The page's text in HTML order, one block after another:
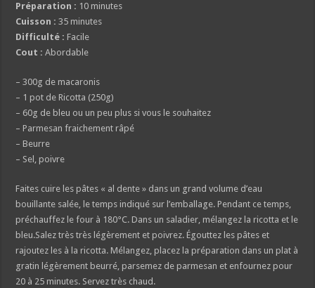
Préparation : 10 minutes
Cuisson : 35 minutes
Difficulté : Facile
Cout : Abordable
– 300g de macaronis
– 1 pot de Ricotta (250g)
– 60g de bleu ou un peu plus si vous le souhaitez
– Parmesan fraichement râpé
– Beurre
– Sel, poivre
Faites cuire les pâtes « al dente » dans un grand volume d’eau
bouillante salée, le temps indiqué sur l’emballage. Pendant ce temps,
préchauffez le four à 180°C. Dans un saladier, mélangez la ricotta et le
bleu.Salez très très légèrement et poivrez. Égouttez les pâtes et
rajoutez les à la ricotta. Mélangez, placez la préparation dans un plat à
gratin légèrement beurré, parsemez de parmesan et enfournez pour
20 à 25 minutes. Servez très chaud.